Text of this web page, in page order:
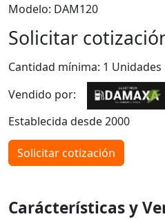
Modelo: DAM120
Solicitar
Cantidad mínima: 1 Unidades
Vendido por:
Establecida desde 2000
Solicitar cotización
Carácterísticas y